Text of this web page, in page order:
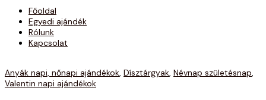
Főoldal
Egyedi ajándék
Rólunk
Kapcsolat
Anyák napi, nőnapi ajándékok, Dísztárgyak, Névnap születésnap,
Valentin napi ajándékok